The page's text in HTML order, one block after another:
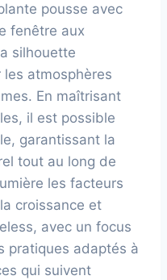
pousse avec
fenêtre aux
silhouette
atmosphères
En maîtrisant
il est possible
garantissant la
tout au long de
les facteurs
croissance et
avec un focus
pratiques adaptés à
qui suivent